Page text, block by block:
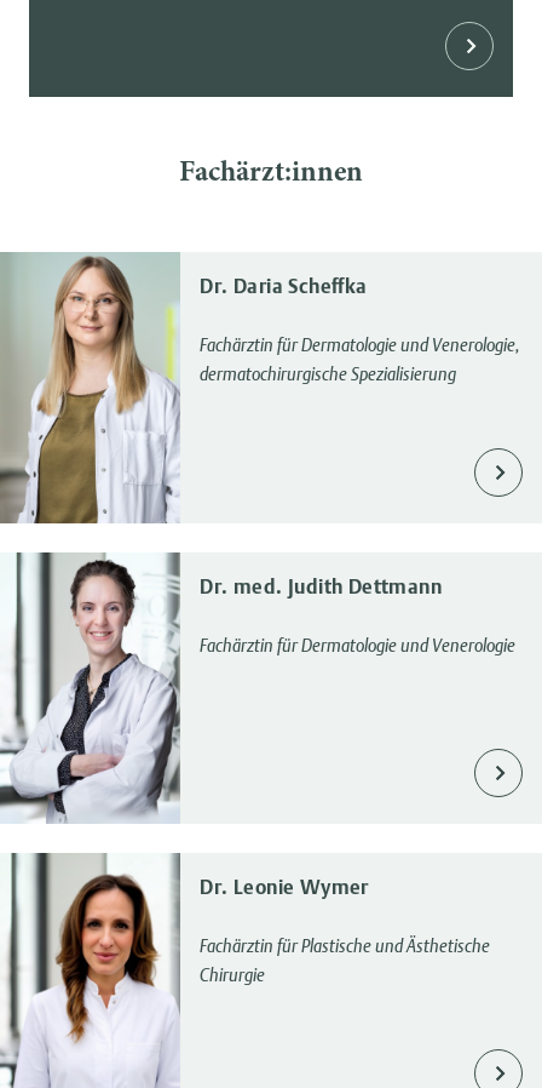
Fachärzt:innen
Dr. Daria Scheffka
Fachärztin für Dermatologie und Venerologie,
dermatochirurgische Spezialisierung
Dr. med. Judith Dettmann
Fachärztin für Dermatologie und Venerologie
Dr. Leonie Wymer
Fachärztin für Plastische und Ästhetische
Chirurgie